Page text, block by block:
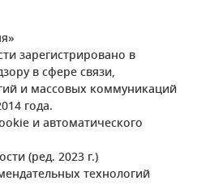
зарегистрировано в
в сфере связи,
и массовых коммуникаций
года.
и автоматического
(ред. 2023 г.)
технологий